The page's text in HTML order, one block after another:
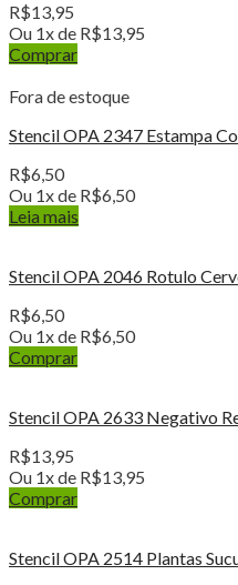
R$13,95
Ou 1x de R$13,95
Comprar
Fora de estoque
Stencil OPA 2347 Estampa
R$6,50
Ou 1x de R$6,50
Leia mais
Stencil OPA 2046 Rotulo
R$6,50
Ou 1x de R$6,50
Comprar
Stencil OPA 2633 Negativo
R$13,95
Ou 1x de R$13,95
Comprar
Stencil OPA 2514 Plantas